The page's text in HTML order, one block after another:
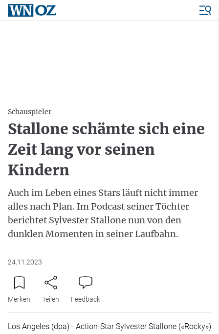
Schauspieler
Stallone schämte sich eine
Zeit lang vor seinen
Kindern
Auch im Leben eines Stars läuft nicht immer
alles nach Plan. Im Podcast seiner Töchter
berichtet Sylvester Stallone nun von den
dunklen Momenten in seiner Laufbahn.
24.11.2023
Merken Teilen Feedback
Los Angeles (dpa) - Action-Star Sylvester Stallone («Rocky»)